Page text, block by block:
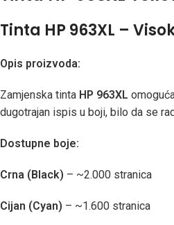
Tinta HP 963XL –
Opis proizvoda:
Zamjenska tinta HP 963XL
dugotrajan ispis u boji, bilo da se
Dostupne boje:
Crna (Black) – ~2.000 stranica
Cijan (Cyan) – ~1.600 stranica